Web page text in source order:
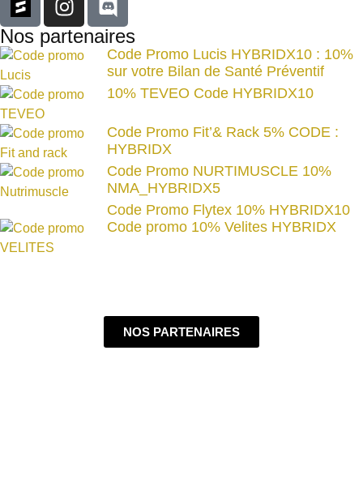
Nos partenaires
Code Promo Lucis HYBRIDX10 : 10%
sur votre Bilan de Santé Préventif
10% TEVEO Code HYBRIDX10
Code Promo Fit’& Rack 5% CODE :
HYBRIDX
Code Promo NURTIMUSCLE 10%
NMA_HYBRIDX5
Code Promo Flytex 10% HYBRIDX10
Code promo 10% Velites HYBRIDX
NOS PARTENAIRES